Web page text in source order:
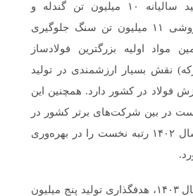
فولاد سنگان با تولید سالیانه ۱۰ میلیون تن گندله و
کنسانتره، از خام فروشی ۱۱ میلیون تن سنگ جلوگیری
مواد اولیه بزرگترین فولادساز
نقش بسیار ارزشمندی در تولید
فولاد در کشور دارد. همچنین این
در بین شرکت‌های برتر کشور در
جایزه ملی imi100 سال ۱۴۰۲ رتبه نخست را در بهره‌وری
این شرکت از آغاز سال ۱۴۰۳، هدفگذاری تولید پنج میلیون